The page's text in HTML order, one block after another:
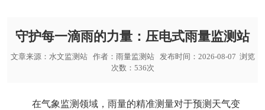
守护每一滴雨的力量：压电式雨量监测站
文章来源： 水文监测站作者： 雨量监测站发布时间：2026-08-07 浏览
次数：536次
在气象监测领域，雨量的精准测量对于预测天气变